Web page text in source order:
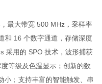
最大带宽 500 MHz ，采样率
和 16个数字通道，存储深度
采用的 SPO技术，波形捕获
度等级及色温显示；创新的数
小；支持丰富的智能触发、串